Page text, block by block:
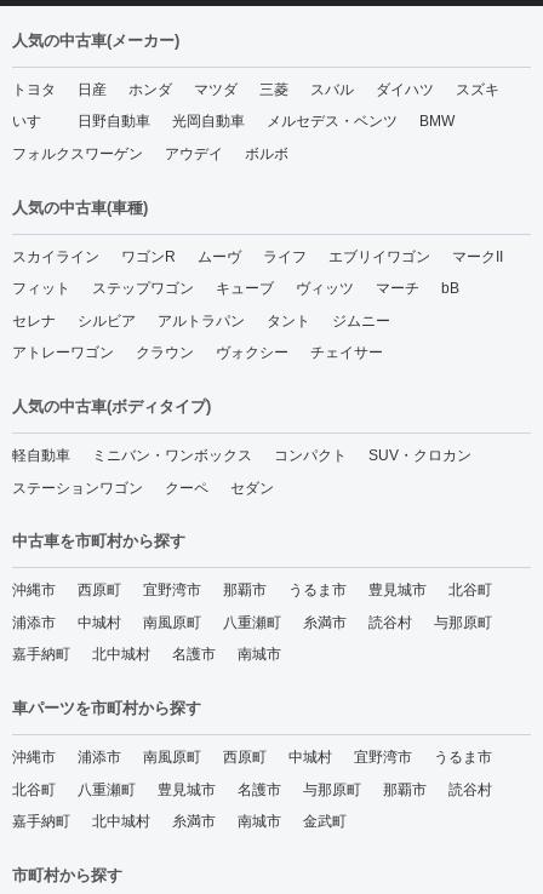
人気の中古車(メーカー)
トヨタ 日産 ホンダ マツダ 三菱 スバル ダイハツ
スズキ
いすゞ
日野自動車 光岡自動車 メルセデス・ベンツ
BMW
フォルクスワーゲン
アウデイ ボルボ
人気の中古車(車種)
スカイライン ワゴンR ムーヴ ライフ エブリイワゴン
マークII
フィット
ステップワゴン キューブ ヴィッツ マーチ
bB
セレナ
シルビア アルトラパン タント
ジムニー
アトレーワゴン
クラウン ヴォクシー チェイサー
人気の中古車(ボディタイプ)
軽自動車 ミニバン・ワンボックス コンパクト
SUV・クロカン
ステーションワゴン
クーペ セダン
中古車を市町村から探す
沖縄市 西原町 宜野湾市 那覇市 うるま市 豊見城市
北谷町
浦添市
中城村 南風原町 八重瀬町 糸満市 読谷村
与那原町
嘉手納町
北中城村 名護市 南城市
車パーツを市町村から探す
沖縄市 浦添市 南風原町 西原町 中城村 宜野湾市
うるま市
北谷町
八重瀬町 豊見城市 名護市 与那原町 那覇市
読谷村
嘉手納町
北中城村 糸満市 南城市 金武町
市町村から探す